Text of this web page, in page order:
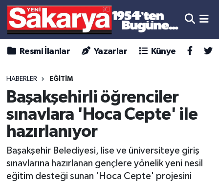
Resmi İlanlar Yazarlar Künye
HABERLER EĞİTİM
Başakşehirli öğrenciler
sınavlara 'Hoca Cepte' ile
hazırlanıyor
Başakşehir Belediyesi, lise ve üniversiteye giriş
sınavlarına hazırlanan gençlere yönelik yeni nesil
eğitim desteği sunan 'Hoca Cepte' projesini